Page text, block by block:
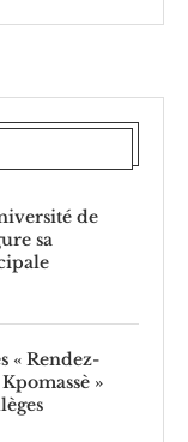
de
sa
« Rendez-
»